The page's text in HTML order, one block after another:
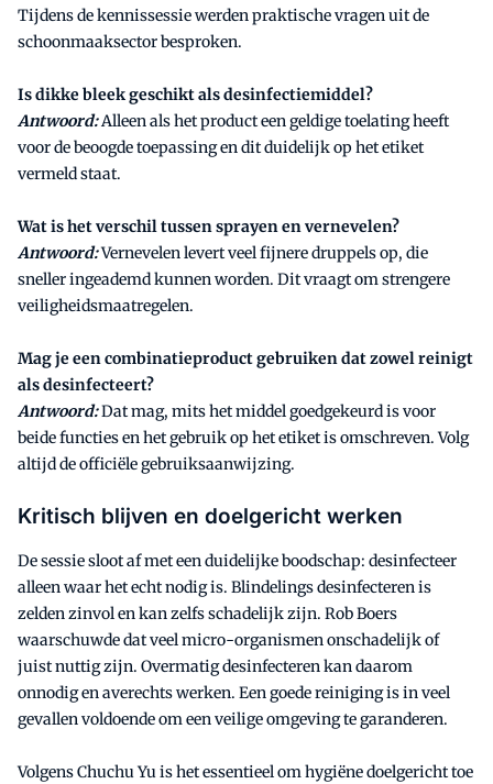
Tijdens de kennissessie werden praktische vragen uit de
schoonmaaksector besproken.
Is dikke bleek geschikt als desinfectiemiddel?
Antwoord:Alleen als het product een geldige toelating heeft
voor de beoogde toepassing en dit duidelijk op het etiket
vermeld staat.
Wat is het verschil tussen sprayen en vernevelen?
Antwoord:Vernevelen levert veel fijnere druppels op, die
sneller ingeademd kunnen worden. Dit vraagt om strengere
veiligheidsmaatregelen.
Mag je een combinatieproduct gebruiken dat zowel reinigt
als desinfecteert?
Antwoord:Dat mag, mits het middel goedgekeurd is voor
beide functies en het gebruik op het etiket is omschreven. Volg
altijd de officiële gebruiksaanwijzing.
Kritisch blijven en doelgericht werken
De sessie sloot af met een duidelijke boodschap: desinfecteer
alleen waar het echt nodig is. Blindelings desinfecteren is
zelden zinvol en kan zelfs schadelijk zijn. Rob Boers
waarschuwde dat veel micro-organismen onschadelijk of
juist nuttig zijn. Overmatig desinfecteren kan daarom
onnodig en averechts werken. Een goede reiniging is in veel
gevallen voldoende om een veilige omgeving te garanderen.
Volgens Chuchu Yu is het essentieel om hygiëne doelgericht toe